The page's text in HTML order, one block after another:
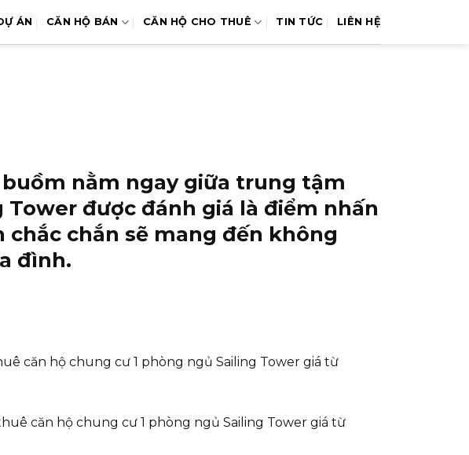
ÁN CĂN HỘ BÁN CĂN HỘ CHO THUÊ TIN TỨC LIÊN HỆ
nằm ngay giữa trung tậm
Tower được đánh giá là điểm nhấn
chắn sẽ mang đến không
đình.
căn hộ chung cư 1 phòng ngủ Sailing Tower giá từ
căn hộ chung cư 1 phòng ngủ Sailing Tower giá từ